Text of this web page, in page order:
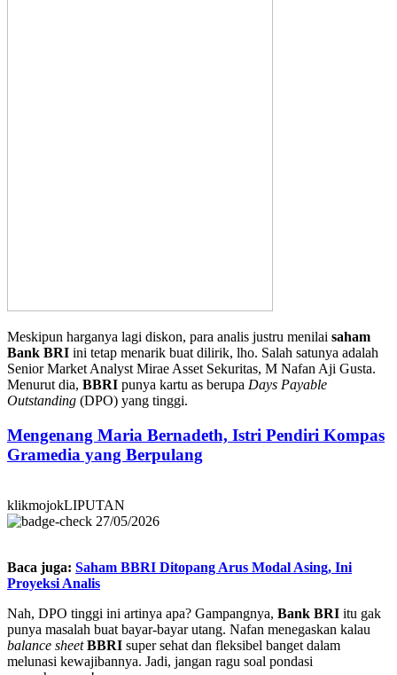
Meskipun harganya lagi diskon, para analis justru menilai saham
Bank BRI ini tetap menarik buat dilirik, lho. Salah satunya adalah
Senior Market Analyst Mirae Asset Sekuritas, M Nafan Aji Gusta.
Menurut dia, BBRI punya kartu as berupa Days Payable
Outstanding (DPO) yang tinggi.
Mengenang Maria Bernadeth, Istri Pendiri Kompas
Gramedia yang Berpulang
klikmojokLIPUTAN
27/05/2026
Baca juga: Saham BBRI Ditopang Arus Modal Asing, Ini
Proyeksi Analis
Nah, DPO tinggi ini artinya apa? Gampangnya, Bank BRI itu gak
punya masalah buat bayar-bayar utang. Nafan menegaskan kalau
balance sheet BBRI super sehat dan fleksibel banget dalam
melunasi kewajibannya. Jadi, jangan ragu soal pondasi